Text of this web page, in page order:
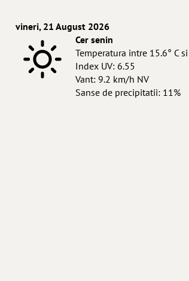
vineri, 21 August 2026
Cer senin
Temperatura intre 15.6° C
Index UV: 6.55
Vant: 9.2 km/h NV
Sanse de precipitatii: 11%